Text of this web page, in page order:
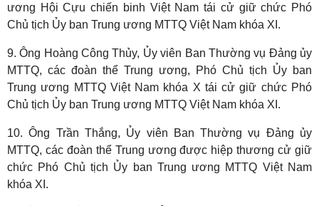
ương Hội Cựu chiến binh Việt Nam tái cử giữ chức Phó
Chủ tịch Ủy ban Trung ương MTTQ Việt Nam khóa XI.
9. Ông Hoàng Công Thủy, Ủy viên Ban Thường vụ Đảng ủy
MTTQ, các đoàn thể Trung ương, Phó Chủ tịch Ủy ban
Trung ương MTTQ Việt Nam khóa X tái cử giữ chức Phó
Chủ tịch Ủy ban Trung ương MTTQ Việt Nam khóa XI.
10. Ông Trần Thắng, Ủy viên Ban Thường vụ Đảng ủy
MTTQ, các đoàn thể Trung ương được hiệp thương cử giữ
chức Phó Chủ tịch Ủy ban Trung ương MTTQ Việt Nam
khóa XI.